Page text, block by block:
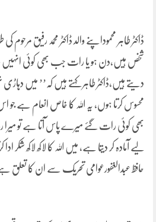
ڈاکٹر طاہر محموداپنے والد ڈاکٹر محمد رفیق
شخص ہیں،دن ہو یا رات جب بھی کوئی انہیں
دیتے ہیں،ڈاکٹر طاہر کہتے ہیں کہ’’ میں دہاڑی
محسوس کرتا ہوں، یہ اللہ کا خاص انعام ہے
بھی کوئی رات گئے میرے پاس آتا ہے تو
لیے آمادہ کر دیتا ہے، میں اللہ کا لاکھ لاکھ شکر ادا
حافظ عبدالغفورعوامی تحریک سے ان کا تعلق